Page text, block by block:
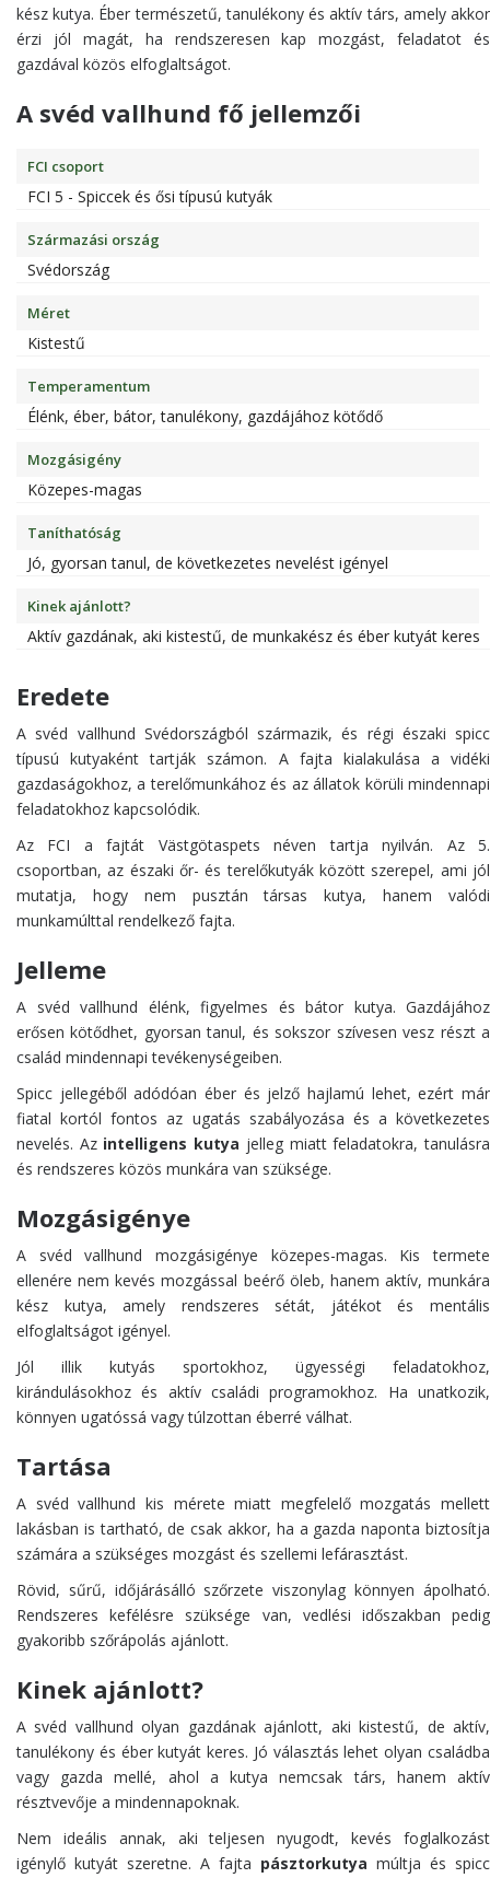
kész kutya. Éber természetű, tanulékony és aktív társ, amely akkor
érzi jól magát, ha rendszeresen kap mozgást, feladatot és
gazdával közös elfoglaltságot.
A svéd vallhund fő jellemzői
FCI csoport
FCI 5 - Spiccek és ősi típusú kutyák
Származási ország
Svédország
Méret
Kistestű
Temperamentum
Élénk, éber, bátor, tanulékony, gazdájához kötődő
Mozgásigény
Közepes-magas
Taníthatóság
Jó, gyorsan tanul, de következetes nevelést igényel
Kinek ajánlott?
Aktív gazdának, aki kistestű, de munkakész és éber kutyát keres
Eredete
A svéd vallhund Svédországból származik, és régi északi spicc
típusú kutyaként tartják számon. A fajta kialakulása a vidéki
gazdaságokhoz, a terelőmunkához és az állatok körüli mindennapi
feladatokhoz kapcsolódik.
Az FCI a fajtát Västgötaspets néven tartja nyilván. Az 5.
csoportban, az északi őr- és terelőkutyák között szerepel, ami jól
mutatja, hogy nem pusztán társas kutya, hanem valódi
munkamúlttal rendelkező fajta.
Jelleme
A svéd vallhund élénk, figyelmes és bátor kutya. Gazdájához
erősen kötődhet, gyorsan tanul, és sokszor szívesen vesz részt a
család mindennapi tevékenységeiben.
Spicc jellegéből adódóan éber és jelző hajlamú lehet, ezért már
fiatal kortól fontos az ugatás szabályozása és a következetes
nevelés. Az intelligens kutya jelleg miatt feladatokra, tanulásra
és rendszeres közös munkára van szüksége.
Mozgásigénye
A svéd vallhund mozgásigénye közepes-magas. Kis termete
ellenére nem kevés mozgással beérő öleb, hanem aktív, munkára
kész kutya, amely rendszeres sétát, játékot és mentális
elfoglaltságot igényel.
Jól illik kutyás sportokhoz, ügyességi feladatokhoz,
kirándulásokhoz és aktív családi programokhoz. Ha unatkozik,
könnyen ugatóssá vagy túlzottan éberré válhat.
Tartása
A svéd vallhund kis mérete miatt megfelelő mozgatás mellett
lakásban is tartható, de csak akkor, ha a gazda naponta biztosítja
számára a szükséges mozgást és szellemi lefárasztást.
Rövid, sűrű, időjárásálló szőrzete viszonylag könnyen ápolható.
Rendszeres kefélésre szüksége van, vedlési időszakban pedig
gyakoribb szőrápolás ajánlott.
Kinek ajánlott?
A svéd vallhund olyan gazdának ajánlott, aki kistestű, de aktív,
tanulékony és éber kutyát keres. Jó választás lehet olyan családba
vagy gazda mellé, ahol a kutya nemcsak társ, hanem aktív
résztvevője a mindennapoknak.
Nem ideális annak, aki teljesen nyugodt, kevés foglalkozást
igénylő kutyát szeretne. A fajta pásztorkutya múltja és spicc